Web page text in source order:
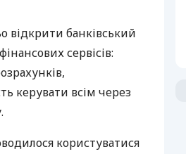
відкрити банківський
сервісів:
керувати всім через
користуватися